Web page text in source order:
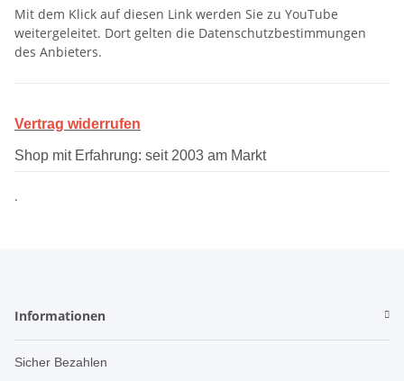
Mit dem Klick auf diesen Link werden Sie zu YouTube
weitergeleitet. Dort gelten die Datenschutzbestimmungen
des Anbieters.
Vertrag widerrufen
Shop mit Erfahrung: seit 2003 am Markt
.
Informationen
Sicher Bezahlen